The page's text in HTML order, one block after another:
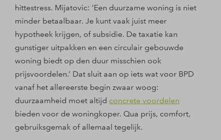
hittestress. Mijatovic: ‘Een duurzame woning is niet
minder betaalbaar. Je kunt vaak juist meer
hypotheek krijgen, of subsidie. De taxatie kan
gunstiger uitpakken en een circulair gebouwde
woning biedt op den duur misschien ook
prijsvoordelen.’ Dat sluit aan op iets wat voor BPD
vanaf het allereerste begin zwaar woog:
duurzaamheid moet altijd concrete voordelen
bieden voor de woningkoper. Qua prijs, comfort,
gebruiksgemak of allemaal tegelijk.